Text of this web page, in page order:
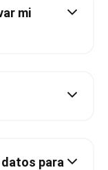
mi
datos para